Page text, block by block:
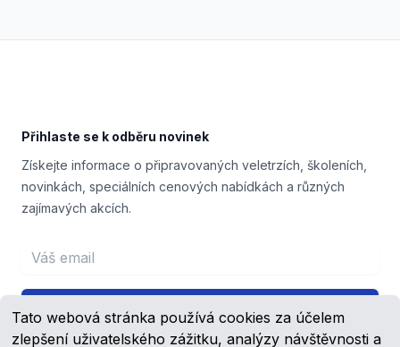
Tato webová stránka používá cookies za účelem
zlepšení uživatelského zážitku, analýzy návštěvnosti a
Přihlaste se k odběru novinek
Získejte informace o připravovaných veletrzích, školeních,
novinkách, speciálních cenových nabídkách a různých
zajímavých akcích.
Email address
Přihlášení